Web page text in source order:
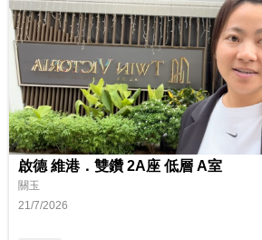
啟德 維港．雙鑽 2A座 低層 A室
關玉
21/7/2026